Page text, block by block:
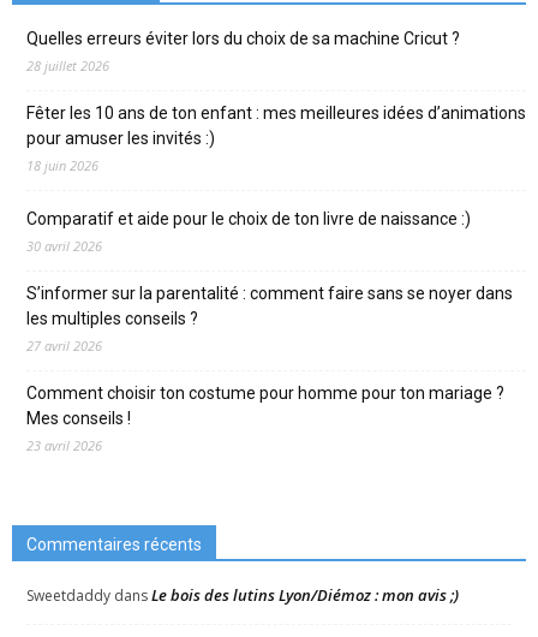
Quelles erreurs éviter lors du choix de sa machine Cricut ?
28 juillet 2026
Fêter les 10 ans de ton enfant : mes meilleures idées d’animations
pour amuser les invités :)
18 juin 2026
Comparatif et aide pour le choix de ton livre de naissance :)
30 avril 2026
S’informer sur la parentalité : comment faire sans se noyer dans
les multiples conseils ?
27 avril 2026
Comment choisir ton costume pour homme pour ton mariage ?
Mes conseils !
23 avril 2026
Commentaires récents
Sweetdaddy dansLe bois des lutins Lyon/Diémoz : mon avis ;)